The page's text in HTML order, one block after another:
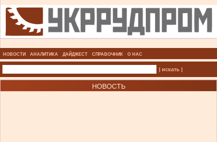
НОВОСТИ АНАЛИТИКА ДАЙДЖЕСТ СПРАВОЧНИК О НАС
| искать |
НОВОСТЬ